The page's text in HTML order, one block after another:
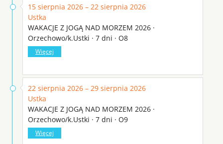
15 sierpnia 2026 – 22 sierpnia 2026
Ustka
WAKACJE Z JOGĄ NAD MORZEM 2026 ·
Orzechowo/k.Ustki · 7 dni · O8
Więcej
22 sierpnia 2026 – 29 sierpnia 2026
Ustka
WAKACJE Z JOGĄ NAD MORZEM 2026 ·
Orzechowo/k.Ustki · 7 dni · O9
Więcej